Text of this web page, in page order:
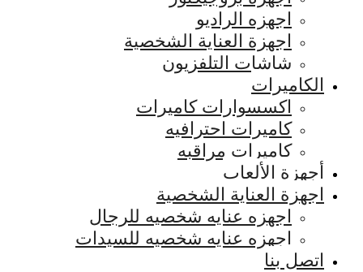
اجهزه الراديو
اجهزة العناية الشخصية
شاشات التلفزيون
الكاميرات
اكسسوارات كاميرات
كاميرات احترافيه
كاميرات مراقبه
أجهزة الألعاب
اجهزة العناية الشخصية
اجهزه عنايه شخصيه للرجال
اجهزه عنايه شخصيه للسيدات
اتصل بنا